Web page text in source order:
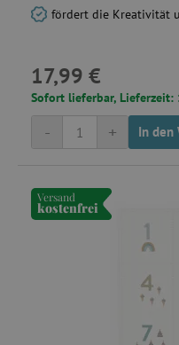
fördert die Kreativität
17,99 €
Sofort lieferbar, Lieferzeit:
+
- In den
Versand
kostenfrei